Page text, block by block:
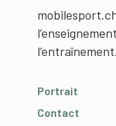
l’entraînement.
Portrait
Contact